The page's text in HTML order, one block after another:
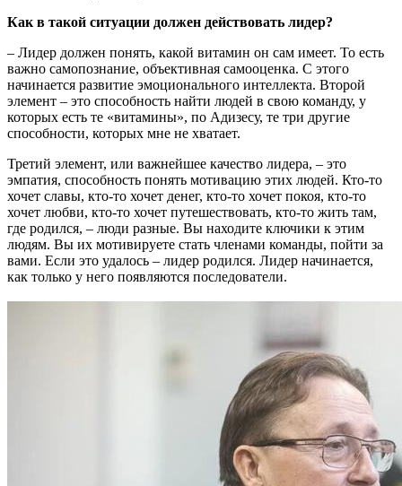
Как в такой ситуации должен действовать лидер?
– Лидер должен понять, какой витамин он сам имеет. То есть
важно самопознание, объективная самооценка. С этого
начинается развитие эмоционального интеллекта. Второй
элемент – это способность найти людей в свою команду, у
которых есть те «витамины», по Адизесу, те три другие
способности, которых мне не хватает.
Третий элемент, или важнейшее качество лидера, – это
эмпатия, способность понять мотивацию этих людей. Кто-то
хочет славы, кто-то хочет денег, кто-то хочет покоя, кто-то
хочет любви, кто-то хочет путешествовать, кто-то жить там,
где родился, – люди разные. Вы находите ключики к этим
людям. Вы их мотивируете стать членами команды, пойти за
вами. Если это удалось – лидер родился. Лидер начинается,
как только у него появляются последователи.